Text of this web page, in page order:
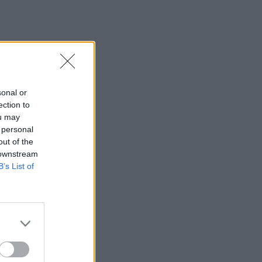
or
to
may
of the
List of